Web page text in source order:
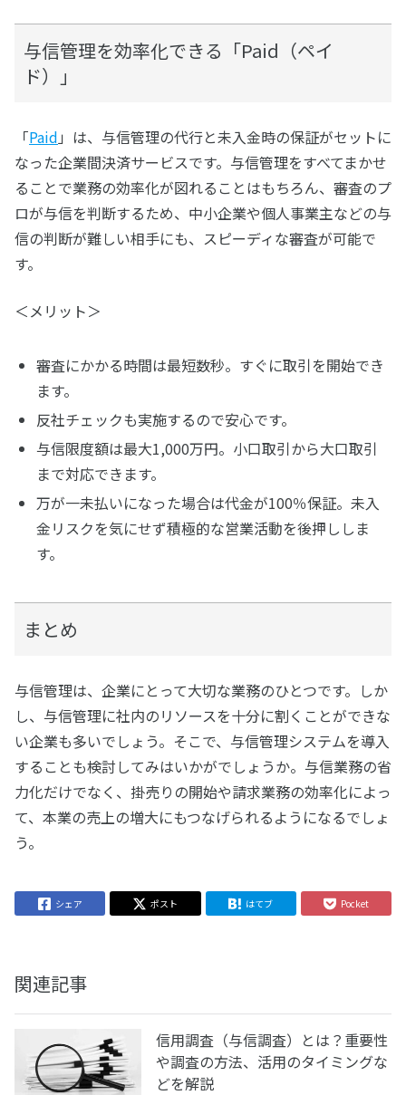
与信管理を効率化できる「Paid（ペイ
ド）」
「Paid 」は、与信管理の代行と未入金時の保証がセットに
なった企業間決済サービスです。与信管理をすべてまかせ
ることで業務の効率化が図れることはもちろん、審査のプ
ロが与信を判断するため、中小企業や個人事業主などの与
信の判断が難しい相手にも、スピーディな審査が可能で
す。
＜メリット＞
審査にかかる時間は最短数秒。すぐに取引を開始でき
ます。
反社チェックも実施するので安心です。
与信限度額は最大1,000万円。小口取引から大口取引
まで対応できます。
万が一未払いになった場合は代金が100％保証。未入
金リスクを気にせず積極的な営業活動を後押ししま
す。
まとめ
与信管理は、企業にとって大切な業務のひとつです。しか
し、与信管理に社内のリソースを十分に割くことができな
い企業も多いでしょう。そこで、与信管理システムを導入
することも検討してみはいかがでしょうか。与信業務の省
力化だけでなく、掛売りの開始や請求業務の効率化によっ
て、本業の売上の増大にもつなげられるようになるでしょ
う。
シェア ポスト はてブ Pocket
関連記事
信用調査（与信調査）とは？重要性
や調査の方法、活用のタイミングな
どを解説